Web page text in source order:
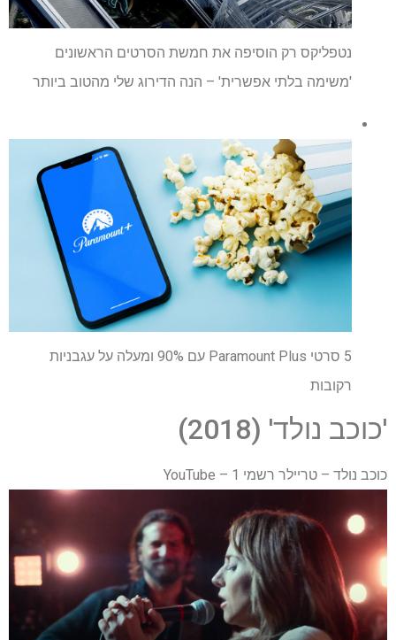
נטפליקס רק הוסיפה את חמשת הסרטים הראשונים
'משימה בלתי אפשרית' – הנה הדירוג שלי מהטוב ביותר
5 סרטי Paramount Plus עם 90% ומעלה על עגבניות
רקובות
'כוכב נולד' (2018)
כוכב נולד – טריילר רשמי 1 – YouTube